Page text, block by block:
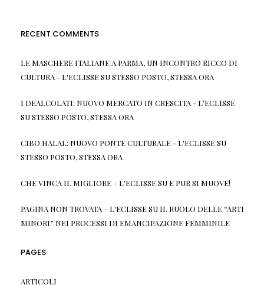
RECENT COMMENTS
LE MASCHERE ITALIANE A PARMA, UN INCONTRO RICCO DI
CULTURA - L'ECLISSESUSTESSO POSTO, STESSA ORA
I DEALCOLATI: NUOVO MERCATO IN CRESCITA - L'ECLISSE
SUSTESSO POSTO, STESSA ORA
CIBO HALAL: NUOVO PONTE CULTURALE - L'ECLISSESU
STESSO POSTO, STESSA ORA
CHE VINCA IL MIGLIORE – L'ECLISSESU E PUR SI MUOVE!
PAGINA NON TROVATA – L'ECLISSESU IL RUOLO DELLE “ARTI
MINORI” NEI PROCESSI DI EMANCIPAZIONE FEMMINILE
PAGES
ARTICOLI